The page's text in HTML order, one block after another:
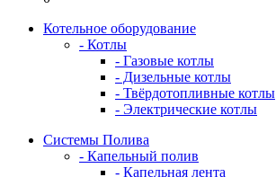
Котельное оборудование
- Котлы
- Газовые котлы
- Дизельные котлы
- Твёрдотопливные котлы
- Электрические котлы
Системы Полива
- Капельный полив
- Капельная лента